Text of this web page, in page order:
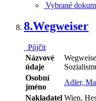
Vybrané
8.Wegweiser
Půjčit
Názvové
údaje
Osobní
jméno
Adler,
Nakladatel Wien,